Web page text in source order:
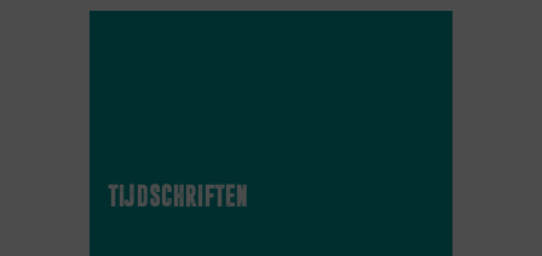
tijdschriften